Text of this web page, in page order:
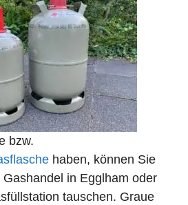
bzw.
haben, können Sie
in Egglham oder
tauschen. Graue